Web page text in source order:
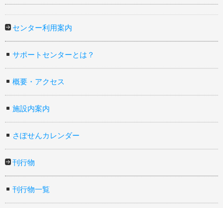
センター利用案内
サポートセンターとは？
概要・アクセス
施設内案内
さぽせんカレンダー
刊行物
刊行物一覧